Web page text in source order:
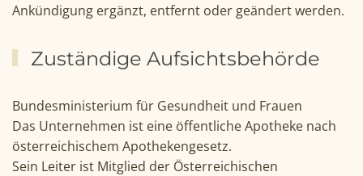
Ankündigung ergänzt, entfernt oder geändert werden.
Zuständige Aufsichtsbehörde
Bundesministerium für Gesundheit und Frauen
Das Unternehmen ist eine öffentliche Apotheke nach
österreichischem Apothekengesetz.
Sein Leiter ist Mitglied der Österreichischen